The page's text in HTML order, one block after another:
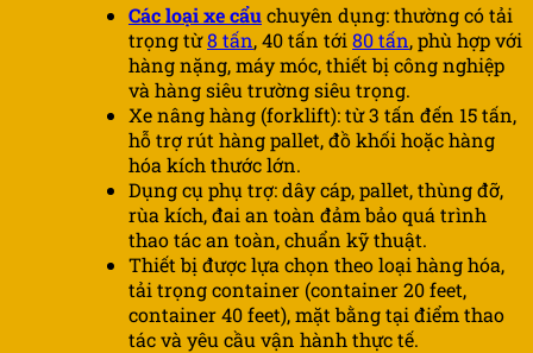
Các loại xe cẩuchuyên dụng: thường có tải
trọng từ8 tấn, 40 tấn tới 80 tấn, phù hợp với
hàng nặng, máy móc, thiết bị công nghiệp
và hàng siêu trường siêu trọng.
Xe nâng hàng (forklift): từ 3 tấn đến 15 tấn,
hỗ trợ rút hàng pallet, đồ khối hoặc hàng
hóa kích thước lớn.
Dụng cụ phụ trợ: dây cáp, pallet, thùng đỡ,
rùa kích, đai an toàn đảm bảo quá trình
thao tác an toàn, chuẩn kỹ thuật.
Thiết bị được lựa chọn theo loại hàng hóa,
tải trọng container (container 20 feet,
container 40 feet), mặt bằng tại điểm thao
tác và yêu cầu vận hành thực tế.